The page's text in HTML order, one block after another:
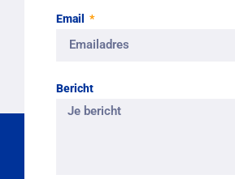
Email
Bericht